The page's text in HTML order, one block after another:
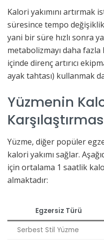
Kalori yakımını artırmak
süresince tempo
yani bir süre hızlı sonra
metabolizmayı daha fazla
içinde direnç artırıcı
ayak tahtası) kullanmak
Yüzmenin
Yüzme, diğer popüler
kalori yakımı sağlar.
için ortalama 1 saatlik
almaktadır:
Egzersiz Türü
Serbest Stil Yüzme